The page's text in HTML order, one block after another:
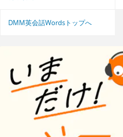
DMM英会話Wordsトップへ